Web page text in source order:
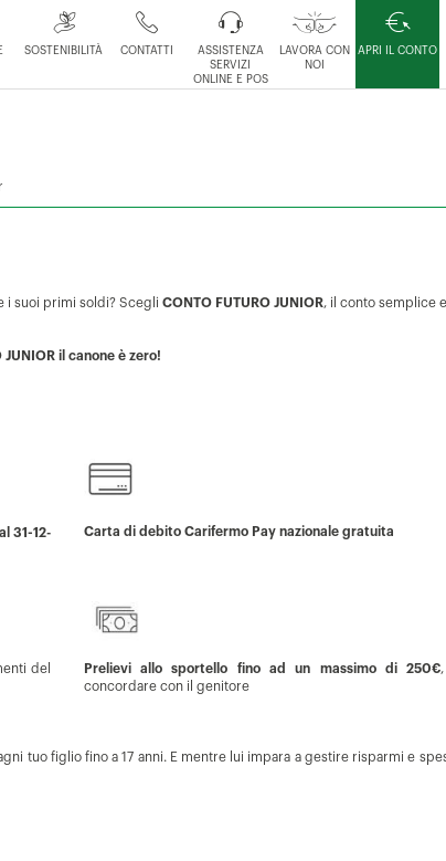
SOSTENIBILITÀ CONTATTI
ASSISTENZA
SERVIZI
ONLINE E POS
LAVORA CON
NOI
APRI IL CONTO
i suoi primi soldi? ScegliCONTO FUTURO JUNIOR, il conto semplice
il canone è zero!
31-12-
Carta di debito Carifermo Pay nazionale gratuita
del
Prelievi allo sportello fino ad un massimo di 250€
concordare con il genitore
tuo figlio fino a 17 anni. E mentre lui impara a gestire risparmi e